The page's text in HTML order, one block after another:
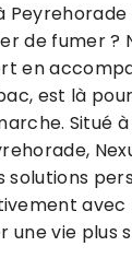
Peyrehorade
de fumer ?
en
est là
Situé à
solutions
une vie plus